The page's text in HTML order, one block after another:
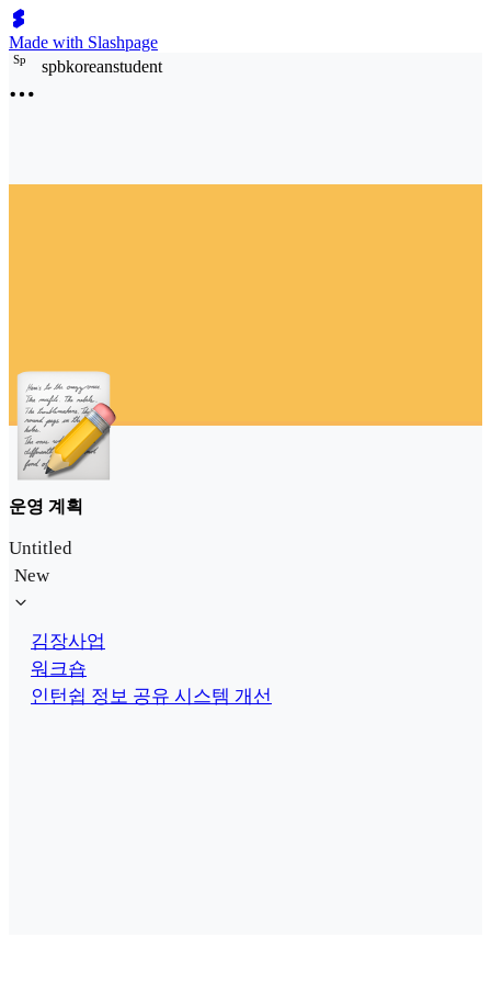
Made with Slashpage
Sp spbkoreanstudent
운영 계획
Untitled
New
김장사업
워크숍
인턴쉽 정보 공유 시스템 개선